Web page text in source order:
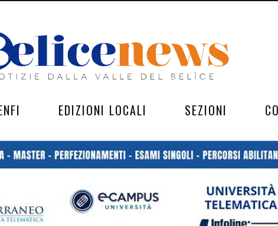
EDIZIONI LOCALI SEZIONI